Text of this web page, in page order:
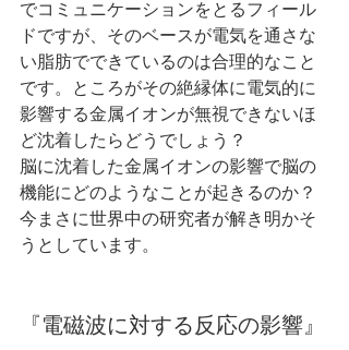
でコミュニケーションをとるフィール
ドですが、そのベースが電気を通さな
い脂肪でできているのは合理的なこと
です。ところがその絶縁体に電気的に
影響する金属イオンが無視できないほ
ど沈着したらどうでしょう？
脳に沈着した金属イオンの影響で脳の
機能にどのようなことが起きるのか？
今まさに世界中の研究者が解き明かそ
うとしています。
『電磁波に対する反応の影響』